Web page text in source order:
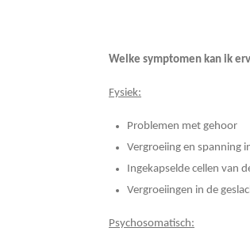
Welke symptomen kan ik
Fysiek:
Problemen met gehoor
Vergroeiing en spanning
Ingekapselde cellen van
Vergroeiingen in de
Psychosomatisch: